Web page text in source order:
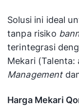
WhatsProm
o
Solusi ini ideal
tanpa risiko
terintegrasi
Mekari (Talenta:
Management
Harga Mekari